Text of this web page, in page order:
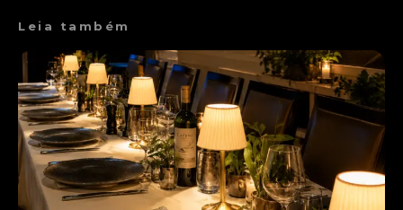
Leia também